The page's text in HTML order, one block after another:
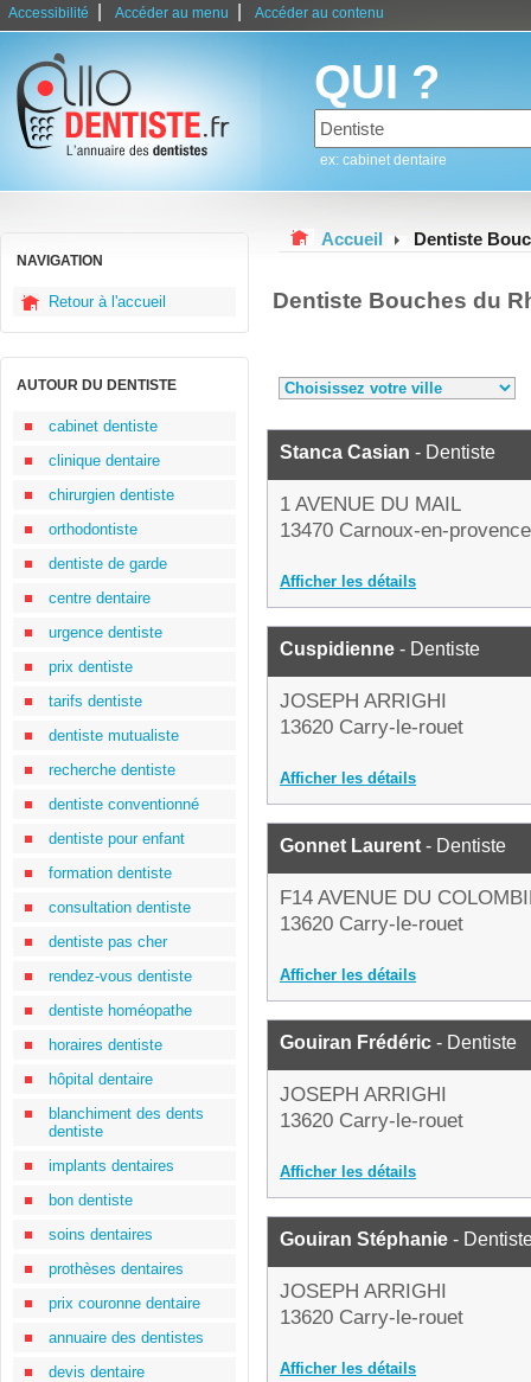
Accessibilité Accéder au menu Accéder au contenu
QUI ?
ex: cabinet dentaire
NAVIGATION
Retour à l'accueil
AUTOUR DU DENTISTE
cabinet dentiste
clinique dentaire
chirurgien dentiste
orthodontiste
dentiste de garde
centre dentaire
urgence dentiste
prix dentiste
tarifs dentiste
dentiste mutualiste
recherche dentiste
dentiste conventionné
dentiste pour enfant
formation dentiste
consultation dentiste
dentiste pas cher
rendez-vous dentiste
dentiste homéopathe
horaires dentiste
hôpital dentaire
blanchiment des dents
dentiste
implants dentaires
bon dentiste
soins dentaires
prothèses dentaires
prix couronne dentaire
annuaire des dentistes
devis dentaire
Accueil Dentiste
Dentiste Bouches du
Stanca Casian - Dentiste
1 AVENUE DU MAIL
13470 Carnoux-en-provence
Afficher les détails
Cuspidienne - Dentiste
JOSEPH ARRIGHI
13620 Carry-le-rouet
Afficher les détails
Gonnet Laurent - Dentiste
F14 AVENUE DU
13620 Carry-le-rouet
Afficher les détails
Gouiran Frédéric - Dentiste
JOSEPH ARRIGHI
13620 Carry-le-rouet
Afficher les détails
Gouiran Stéphanie -
JOSEPH ARRIGHI
13620 Carry-le-rouet
Afficher les détails